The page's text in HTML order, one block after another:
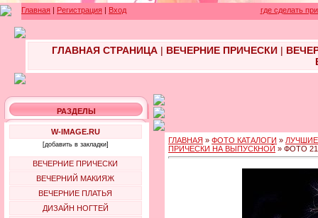
Главная | Регистрация | Вход где сделать
ГЛАВНАЯ СТРАНИЦА| ВЕЧЕРНИЕ ПРИЧЕСКИ|
РАЗДЕЛЫ
W-IMAGE.RU
[добавить в закладки]
ВЕЧЕРНИЕ ПРИЧЕСКИ
ВЕЧЕРНИЙ МАКИЯЖ
ВЕЧЕРНИЕ ПЛАТЬЯ
ДИЗАЙН НОГТЕЙ
ГЛАВНАЯ » ФОТО КАТАЛОГИ »
ПРИЧЕСКИ НА ВЫПУСКНОЙ » ФОТО